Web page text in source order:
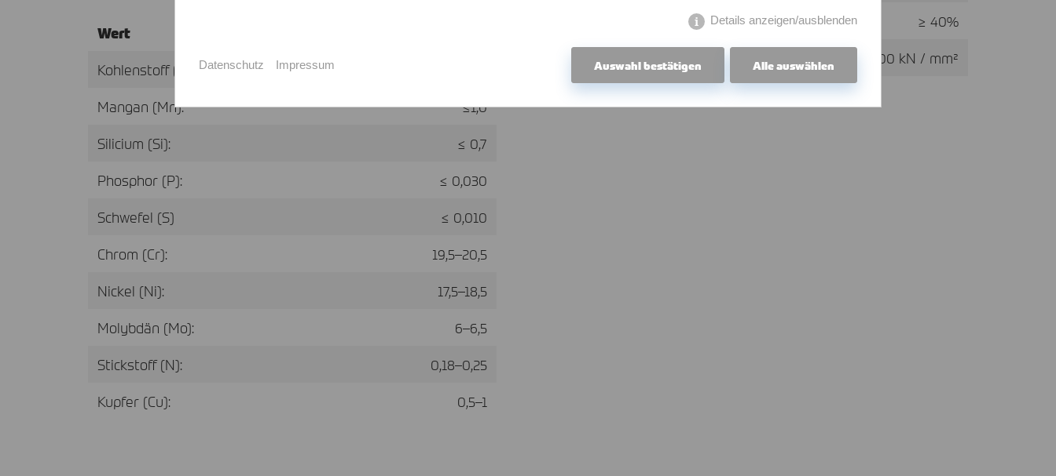
Wert
Kohlenstoff (C):
Mangan (Mn): ≤1,0
Silicium (Si): ≤ 0,7
Phosphor (P): ≤ 0,030
Schwefel (S) ≤ 0,010
Chrom (Cr): 19,5–20,5
Nickel (Ni): 17,5–18,5
Molybdän (Mo): 6–6,5
Stickstoff (N): 0,18–0,25
Kupfer (Cu): 0,5–1
Bruchdehnung (A5,65): ≥ 40%
Elastizitätsmodul 200 kN / mm²
Details anzeigen/ausblenden
Auswahl bestätigen Alle auswählen
Datenschutz Impressum